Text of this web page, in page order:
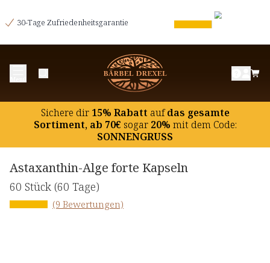
30-Tage Zufriedenheitsgarantie
Sichere dir15% Rabatt aufdas gesamte
Sortiment, ab 70€ sogar20% mit dem Code:
SONNENGRUSS
Astaxanthin-Alge forte Kapseln
60 Stück (60 Tage)
(9 Bewertungen)